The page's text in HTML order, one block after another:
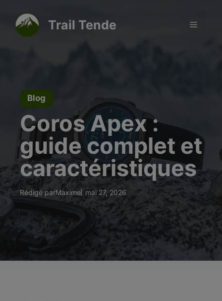
contenu
Trail Tende Menu
Blog
Coros Apex :
guide complet et
caractéristiques
Rédigé parMaxime mai 27, 2026